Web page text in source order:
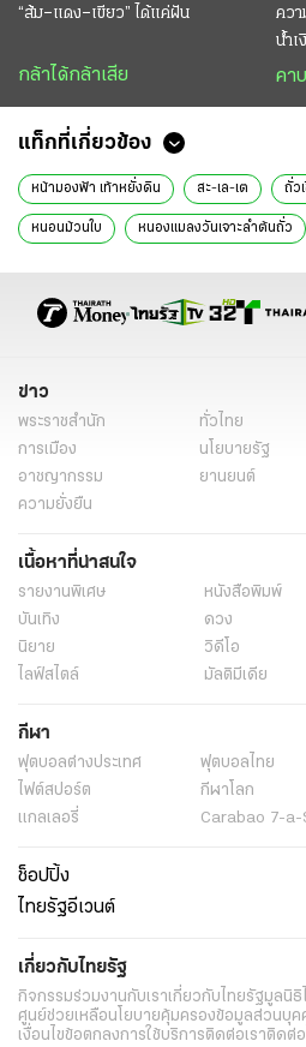
“ส้ม–แดง–เขียว” ได้แค่ฝัน
กล้าได้กล้าเสีย
ควา
น้ำเ
คา
แท็กที่เกี่ยวข้อง
หน้ามองฟ้า เท้าหยั่งดิน สะ-เล-เต ถั่ว
หนอนม้วนใบ หนองแมลงวันเจาะลำต้นถั่ว
ข่าว
พระราชสำนัก ทั่วไทย
การเมือง
นโยบายรัฐ
อาชญากรรม
ยานยนต์
ความยั่งยืน
เนื้อหาที่น่าสนใจ
รายงานพิเศษ หนังสือพิมพ์
บันเทิง
ดวง
นิยาย
วิดีโอ
ไลฟ์สไตล์
มัลติมีเดีย
กีฬา
ฟุตบอลต่่างประเทศ ฟุตบอลไทย
ไฟต์สปอร์ต
กีฬาโลก
แกลเลอรี่
Carabao 7-a-
ช็อปปิ้ง
ไทยรัฐอีเวนต์
เกี่ยวกับไทยรัฐ
กิจกรรมร่วมงานกับเราเกี่ยวกับไทยรัฐมูลนิธิ
ศูนย์ช่วยเหลือนโยบายคุ้มครองข้อมูลส่วนบุค
เงื่อนไขข้อตกลงการใช้บริการติดต่อเราติดต่